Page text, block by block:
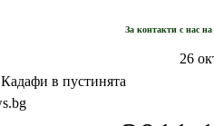
За контакти с нас
26
в пустинята